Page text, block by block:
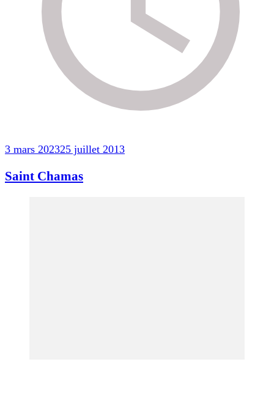
3 mars 202325 juillet 2013
Saint Chamas